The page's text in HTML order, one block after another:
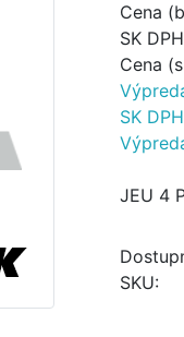
Cena
SK
Cena
SK
JEU 4
SKU: